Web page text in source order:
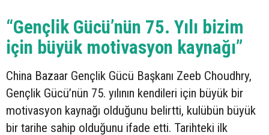
“Gençlik Gücü’nün 75. Yılı bizim
için büyük motivasyon kaynağı”
China Bazaar Gençlik Gücü Başkanı Zeeb Choudhry,
Gençlik Gücü’nün 75. yılının kendileri için büyük bir
motivasyon kaynağı olduğunu belirtti, kulübün büyük
bir tarihe sahip olduğunu ifade etti. Tarihteki ilk